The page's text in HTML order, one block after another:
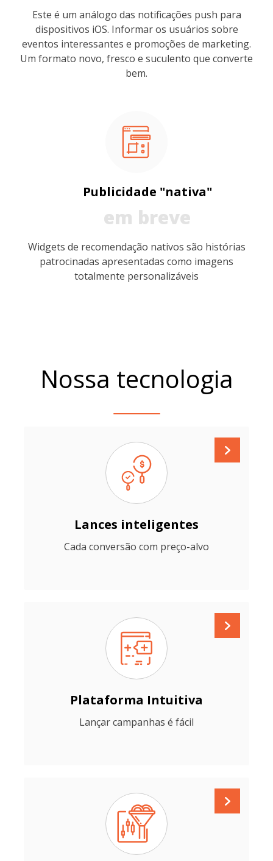
Este é um análogo das notificações push para
dispositivos iOS. Informar os usuários sobre
eventos interessantes e promoções de marketing.
Um formato novo, fresco e suculento que converte
bem.
Publicidade "nativa"
em breve
Widgets de recomendação nativos são histórias
patrocinadas apresentadas como imagens
totalmente personalizáveis
Nossa tecnologia
Lances inteligentes
Cada conversão com preço-alvo
Plataforma Intuitiva
Lançar campanhas é fácil